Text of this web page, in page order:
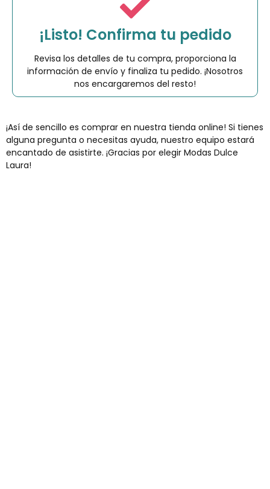
¡Listo! Confirma tu pedido
Revisa los detalles de tu compra, proporciona la
información de envío y finaliza tu pedido. ¡Nosotros
nos encargaremos del resto!
¡Así de sencillo es comprar en nuestra tienda online! Si tienes
alguna pregunta o necesitas ayuda, nuestro equipo estará
encantado de asistirte. ¡Gracias por elegir Modas Dulce
Laura!